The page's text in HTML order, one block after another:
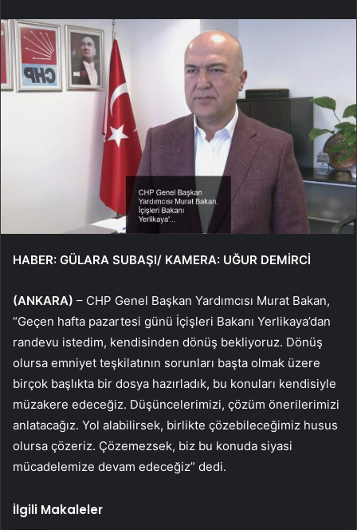
HABER: GÜLARA SUBAŞI/ KAMERA: UĞUR DEMİRCİ
(ANKARA) – CHP Genel Başkan Yardımcısı Murat Bakan,
“Geçen hafta pazartesi günü İçişleri Bakanı Yerlikaya’dan
randevu istedim, kendisinden dönüş bekliyoruz. Dönüş
olursa emniyet teşkilatının sorunları başta olmak üzere
birçok başlıkta bir dosya hazırladık, bu konuları kendisiyle
müzakere edeceğiz. Düşüncelerimizi, çözüm önerilerimizi
anlatacağız. Yol alabilirsek, birlikte çözebileceğimiz husus
olursa çözeriz. Çözemezsek, biz bu konuda siyasi
mücadelemize devam edeceğiz” dedi.
İlgili Makaleler